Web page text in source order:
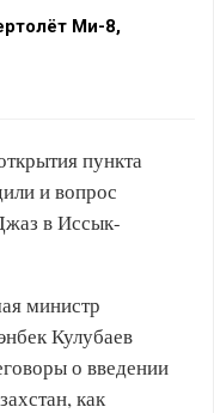
Ми-8,
пункта
и вопрос
в Иссык-
министр
Кулубаев
о введении
как